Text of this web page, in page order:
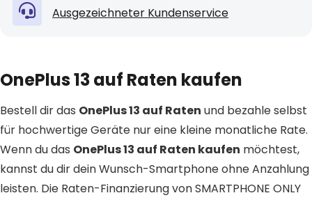
Ausgezeichneter Kundenservice
OnePlus 13 auf Raten kaufen
Bestell dir das OnePlus 13 auf Raten und bezahle selbst
für hochwertige Geräte nur eine kleine monatliche Rate.
Wenn du das OnePlus 13 auf Raten kaufen möchtest,
kannst du dir dein Wunsch-Smartphone ohne Anzahlung
leisten. Die Raten-Finanzierung von SMARTPHONE ONLY